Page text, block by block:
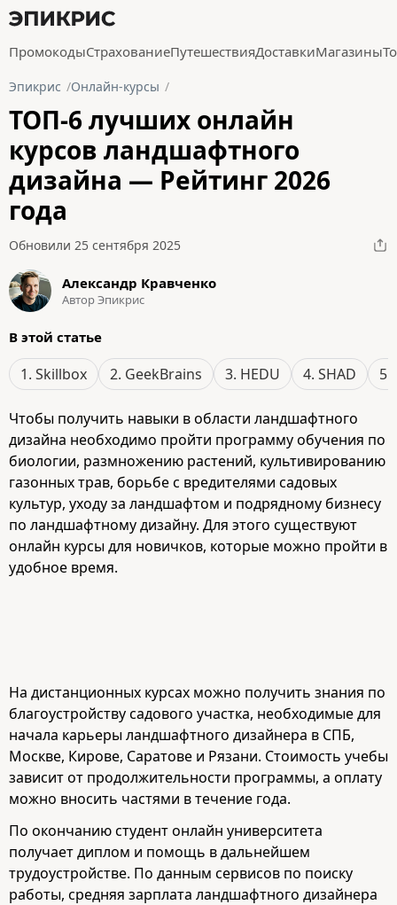
ПромокодыСтрахованиеПутешествияДоставкиМагазины
Эпикрис Онлайн-курсы
ТОП-6 лучших онлайн
курсов ландшафтного
дизайна — Рейтинг 2026
года
Обновили 25 сентября 2025
Александр Кравченко
Автор Эпикрис
В этой статье
1. Skillbox 2. GeekBrains 3. HEDU 4. SHAD 5.
Чтобы получить навыки в области ландшафтного
дизайна необходимо пройти программу обучения по
биологии, размножению растений, культивированию
газонных трав, борьбе с вредителями садовых
культур, уходу за ландшафтом и подрядному бизнесу
по ландшафтному дизайну. Для этого существуют
онлайн курсы для новичков, которые можно пройти в
удобное время.
На дистанционных курсах можно получить знания по
благоустройству садового участка, необходимые для
начала карьеры ландшафтного дизайнера в СПБ,
Москве, Кирове, Саратове и Рязани. Стоимость учебы
зависит от продолжительности программы, а оплату
можно вносить частями в течение года.
По окончанию студент онлайн университета
получает диплом и помощь в дальнейшем
трудоустройстве. По данным сервисов по поиску
работы, средняя зарплата ландшафтного дизайнера